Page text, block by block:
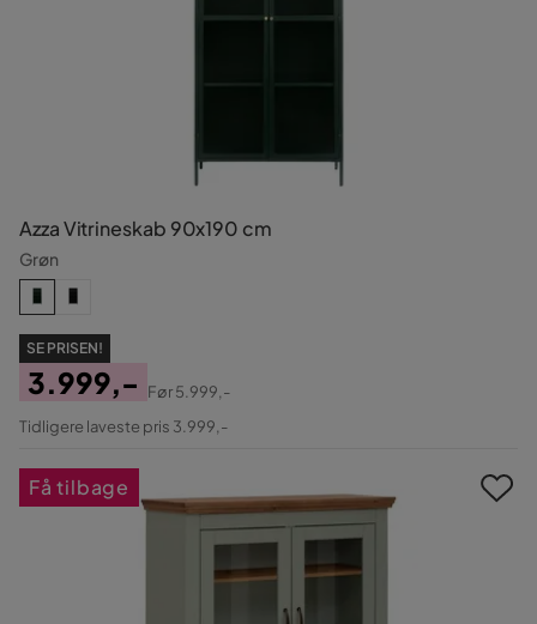
Azza Vitrineskab 90x190 cm
Grøn
SE PRISEN!
Pris
3.999,-
Original
Før5.999,-
Tidligere laveste pris 3.999,-
Få tilbage